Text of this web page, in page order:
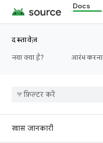
Docs
दस्तावेज़
नया क्या है?
आरंभ करना
खास जानकारी